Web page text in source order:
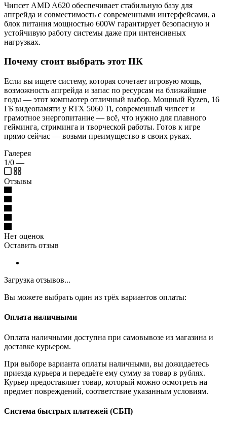
Чипсет AMD A620 обеспечивает стабильную базу для
апгрейда и совместимость с современными интерфейсами, а
блок питания мощностью 600W гарантирует безопасную и
устойчивую работу системы даже при интенсивных
нагрузках.
Почему стоит выбрать этот ПК
Если вы ищете систему, которая сочетает игровую мощь,
возможность апгрейда и запас по ресурсам на ближайшие
годы — этот компьютер отличный выбор. Мощный Ryzen, 16
ГБ видеопамяти у RTX 5060 Ti, современный чипсет и
грамотное энергопитание — всё, что нужно для плавного
гейминга, стриминга и творческой работы. Готов к игре
прямо сейчас — возьми преимущество в своих руках.
Галерея
1/0 —
Отзывы
Нет оценок
Оставить отзыв
Загрузка отзывов...
Вы можете выбрать один из трёх вариантов оплаты:
Оплата наличными
Оплата наличными доступна при самовывозе из магазина и
доставке курьером.
При выборе варианта оплаты наличными, вы дожидаетесь
приезда курьера и передаёте ему сумму за товар в рублях.
Курьер предоставляет товар, который можно осмотреть на
предмет повреждений, соответствие указанным условиям.
Система быстрых платежей (СБП)